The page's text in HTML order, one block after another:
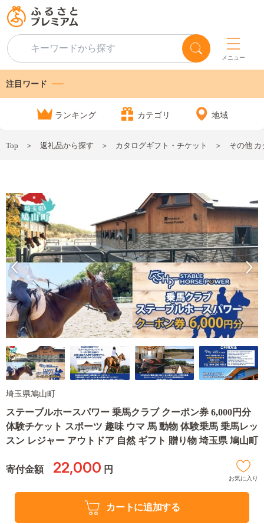
メニュー
注目ワード
ランキング カテゴリ 地域
Top 返礼品から探す カタログギフト・チケット その他
埼玉県鳩山町
ステーブルホースパワー 乗馬クラブ クーポン券 6,000円分
体験チケット スポーツ 趣味 ウマ 馬 動物 体験乗馬 乗馬レッ
スン レジャー アウトドア 自然 ギフト 贈り物 埼玉県 鳩山町
寄付金額 22,000 円
お気に入り
カートに追加する